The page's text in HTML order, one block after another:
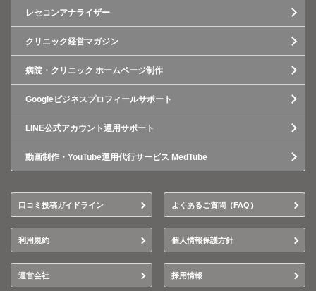
レセコンアナライザー
クリニック経営マガジン
病院・クリニック ホームページ制作
Googleビジネスプロフィールサポート
LINE公式アカウント運用サポート
動画制作・YouTube運用代行サービス MedTube
口コミ投稿ガイドライン よくあるご質問（FAQ）
利用規約 個人情報保護方針
運営会社 採用情報